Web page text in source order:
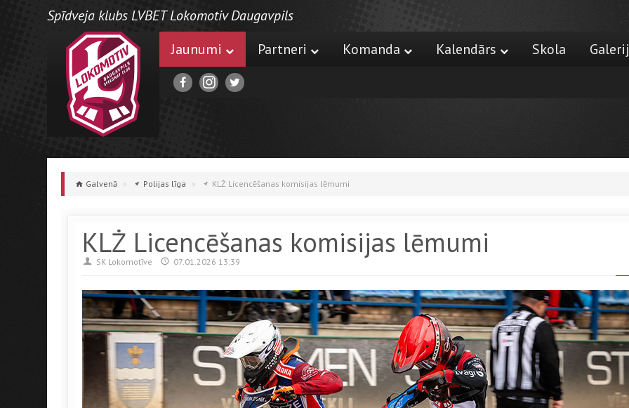
Spīdveja klubs LVBET Lokomotiv Daugavpils
Jaunumi
Partneri Komanda Kalendārs Skola
Galvenā » Polijas līga » KLŻ Licencēšanas komisijas lēmumi
KLŻ Licencēšanas komisijas lēmumi
SK Lokomotīve 07.01.2026 13:39